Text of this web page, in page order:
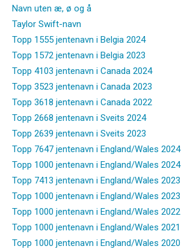
Navn uten æ, ø og å
Taylor Swift-navn
Topp 1555 jentenavn i Belgia 2024
Topp 1572 jentenavn i Belgia 2023
Topp 4103 jentenavn i Canada 2024
Topp 3523 jentenavn i Canada 2023
Topp 3618 jentenavn i Canada 2022
Topp 2668 jentenavn i Sveits 2024
Topp 2639 jentenavn i Sveits 2023
Topp 7647 jentenavn i England/Wales 2024
Topp 1000 jentenavn i England/Wales 2024
Topp 7413 jentenavn i England/Wales 2023
Topp 1000 jentenavn i England/Wales 2023
Topp 1000 jentenavn i England/Wales 2022
Topp 1000 jentenavn i England/Wales 2021
Topp 1000 jentenavn i England/Wales 2020